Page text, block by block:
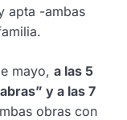
apta -ambas
mayo, a las 5
y a las 7
obras con